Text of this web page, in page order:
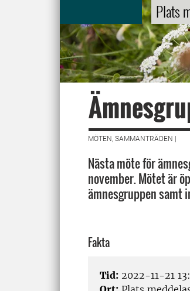
Plats
MÖTEN, SAMMANTRÄDEN |
Nästa möte för
november. Mötet är
ämnesgruppen samt
Fakta
Tid: 2022-11-21